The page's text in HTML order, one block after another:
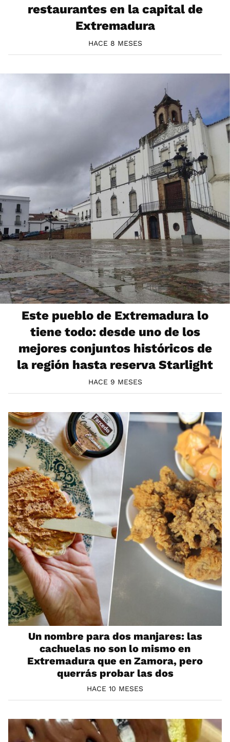
restaurantes en la capital de
Extremadura
HACE 8 MESES
Este pueblo de Extremadura lo
tiene todo: desde uno de los
mejores conjuntos históricos de
la región hasta reserva Starlight
HACE 9 MESES
Un nombre para dos manjares: las
cachuelas no son lo mismo en
Extremadura que en Zamora, pero
querrás probar las dos
HACE 10 MESES